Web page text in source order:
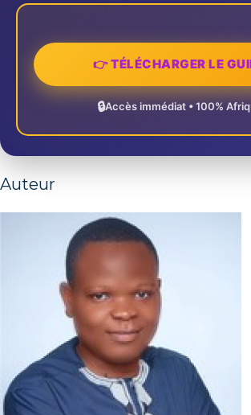
👉 TÉLÉCHARGER LE
🔒Accès immédiat • 100%
Auteur